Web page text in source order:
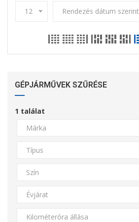
12 Rendezés dátum szerint
GÉPJÁRMŰVEK SZŰRÉSE
1 találat
Márka
Típus
Szín
Évjárat
Kilométeróra állása